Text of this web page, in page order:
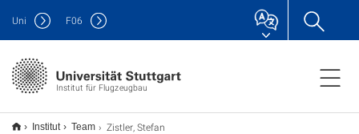
Institut für Flugzeugbau
Uni F06
Institut Team Zistler, Stefan